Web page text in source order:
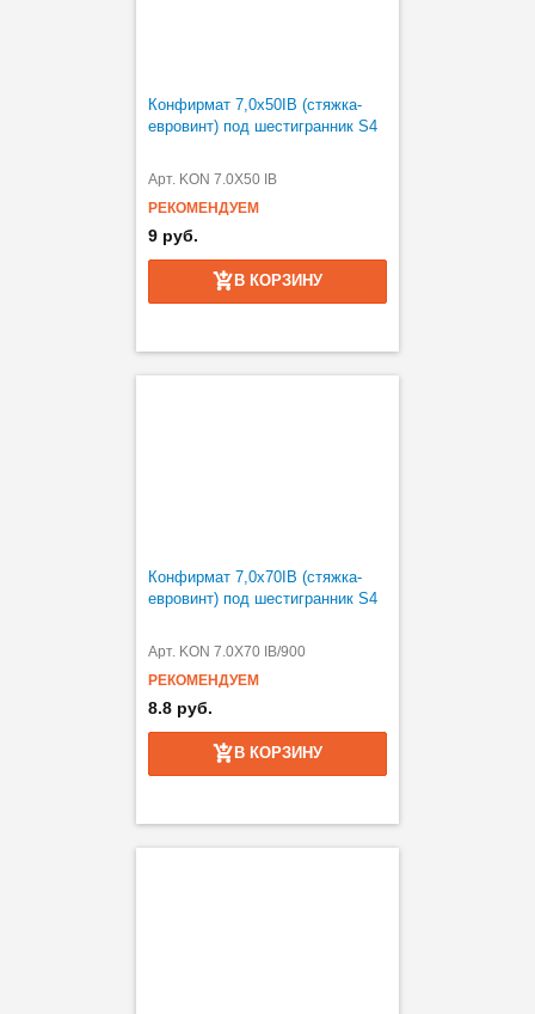
Конфирмат 7,0х50IB (стяжка-
евровинт) под шестигранник S4
Арт. KON 7.0X50 IB
РЕКОМЕНДУЕМ
9 руб.
В КОРЗИНУ
Конфирмат 7,0х70IB (стяжка-
евровинт) под шестигранник S4
Арт. KON 7.0X70 IB/900
РЕКОМЕНДУЕМ
8.8 руб.
В КОРЗИНУ